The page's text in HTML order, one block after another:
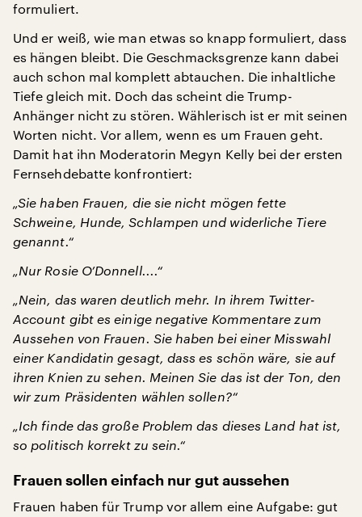
formuliert.
Und er weiß, wie man etwas so knapp formuliert, dass
es hängen bleibt. Die Geschmacksgrenze kann dabei
auch schon mal komplett abtauchen. Die inhaltliche
Tiefe gleich mit. Doch das scheint die Trump-
Anhänger nicht zu stören. Wählerisch ist er mit seinen
Worten nicht. Vor allem, wenn es um Frauen geht.
Damit hat ihn Moderatorin Megyn Kelly bei der ersten
Fernsehdebatte konfrontiert:
„Sie haben Frauen, die sie nicht mögen fette
Schweine, Hunde, Schlampen und widerliche Tiere
genannt.“
„Nur Rosie O’Donnell....“
„Nein, das waren deutlich mehr. In ihrem Twitter-
Account gibt es einige negative Kommentare zum
Aussehen von Frauen. Sie haben bei einer Misswahl
einer Kandidatin gesagt, dass es schön wäre, sie auf
ihren Knien zu sehen. Meinen Sie das ist der Ton, den
wir zum Präsidenten wählen sollen?“
„Ich finde das große Problem das dieses Land hat ist,
so politisch korrekt zu sein.“
Frauen sollen einfach nur gut aussehen
Frauen haben für Trump vor allem eine Aufgabe: gut